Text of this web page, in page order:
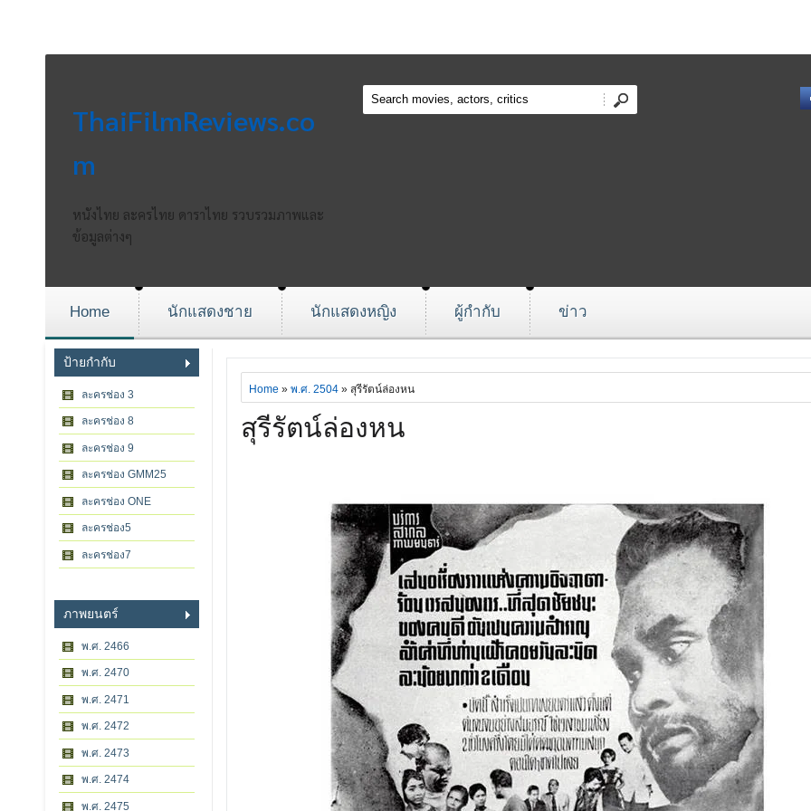
ThaiFilmReviews.co
m
หนังไทย ละครไทย ดาราไทย รวบรวมภาพและ
ข้อมูลต่างๆ
Home นักแสดงชาย นักแสดงหญิง ผู้กำกับ ข่าว
ป้ายกำกับ
ละครช่อง 3
ละครช่อง 8
ละครช่อง 9
ละครช่อง GMM25
ละครช่อง ONE
ละครช่อง5
ละครช่อง7
ภาพยนตร์
พ.ศ. 2466
พ.ศ. 2470
พ.ศ. 2471
พ.ศ. 2472
พ.ศ. 2473
พ.ศ. 2474
พ.ศ. 2475
Home » พ.ศ. 2504» สุรีรัตน์ล่องหน
สุรีรัตน์ล่องหน